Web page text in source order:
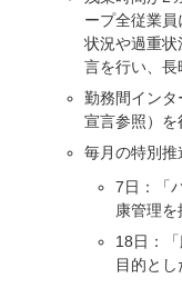
ープ全従業
状況や過重
言を行い、長
勤務間イン
宣言参照）を
毎月の特別推
7日：「
康管理を
18日：
目的とし